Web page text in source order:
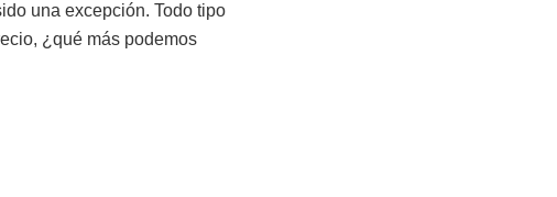
una excepción. Todo tipo
¿qué más podemos